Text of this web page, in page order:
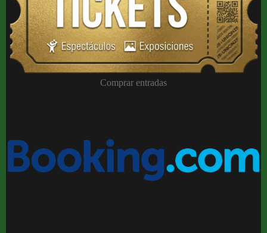
Comprar entradas